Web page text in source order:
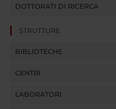
DOTTORATI DI RICERCA
STRUTTURE
BIBLIOTECHE
CENTRI
LABORATORI